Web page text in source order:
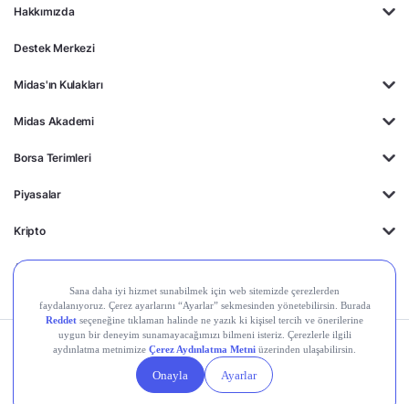
Hakkımızda
Destek Merkezi
Midas'ın Kulakları
Midas Akademi
Borsa Terimleri
Piyasalar
Kripto
Ayrıcalıklar
Kişisel Verilerin
Gizlilik
Politikası
Yasal
Duyurular
Çerez